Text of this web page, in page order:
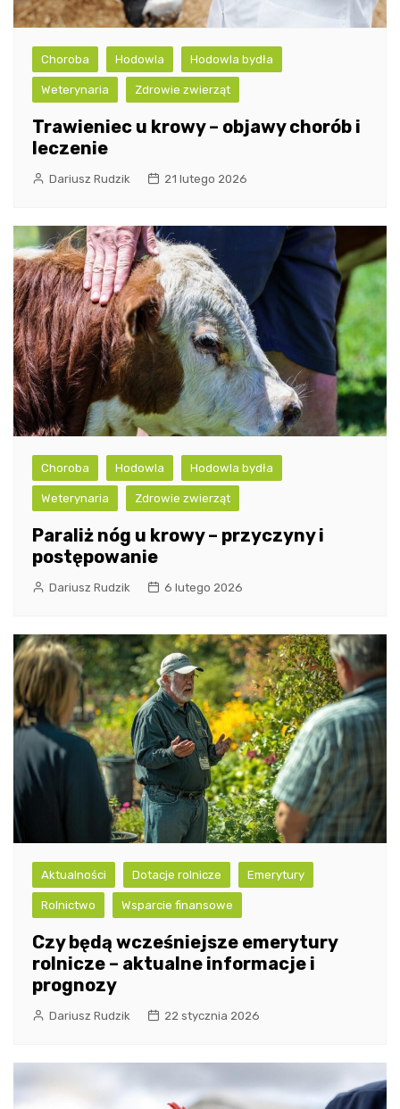
Choroba Hodowla Hodowla bydła
Weterynaria Zdrowie zwierząt
Trawieniec u krowy – objawy chorób i
leczenie
Dariusz Rudzik 21 lutego 2026
Choroba Hodowla Hodowla bydła
Weterynaria Zdrowie zwierząt
Paraliż nóg u krowy – przyczyny i
postępowanie
Dariusz Rudzik 6 lutego 2026
Aktualności Dotacje rolnicze Emerytury
Rolnictwo Wsparcie finansowe
Czy będą wcześniejsze emerytury
rolnicze – aktualne informacje i
prognozy
Dariusz Rudzik 22 stycznia 2026